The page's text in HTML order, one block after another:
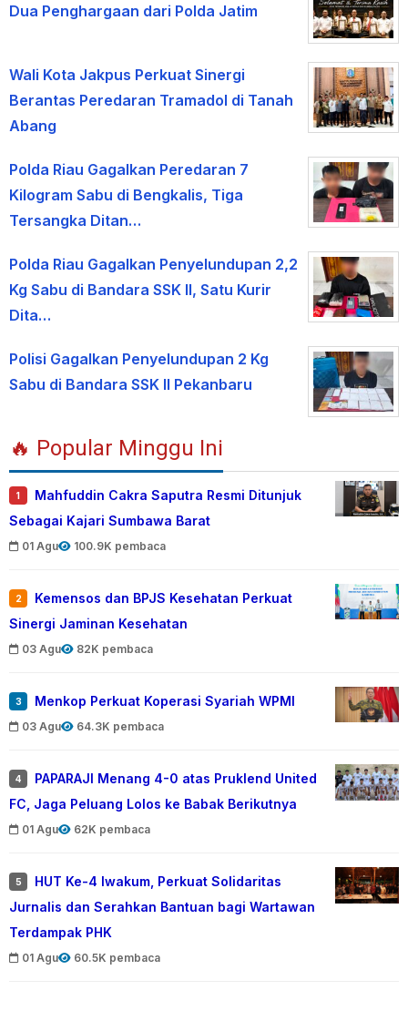
Dua Penghargaan dari Polda Jatim
Wali Kota Jakpus Perkuat Sinergi
Berantas Peredaran Tramadol di Tanah
Abang
Polda Riau Gagalkan Peredaran 7
Kilogram Sabu di Bengkalis, Tiga
Tersangka Ditan…
Polda Riau Gagalkan Penyelundupan 2,2
Kg Sabu di Bandara SSK II, Satu Kurir
Dita…
Polisi Gagalkan Penyelundupan 2 Kg
Sabu di Bandara SSK II Pekanbaru
🔥 Popular Minggu Ini
1
Mahfuddin Cakra Saputra Resmi Ditunjuk
Sebagai Kajari Sumbawa Barat
01 Agu 100.9K pembaca
2
Kemensos dan BPJS Kesehatan Perkuat
Sinergi Jaminan Kesehatan
03 Agu 82K pembaca
3 Menkop Perkuat Koperasi Syariah WPMI
03 Agu 64.3K pembaca
4
PAPARAJI Menang 4-0 atas Pruklend United
FC, Jaga Peluang Lolos ke Babak Berikutnya
01 Agu 62K pembaca
5
HUT Ke-4 Iwakum, Perkuat Solidaritas
Jurnalis dan Serahkan Bantuan bagi Wartawan
Terdampak PHK
01 Agu 60.5K pembaca